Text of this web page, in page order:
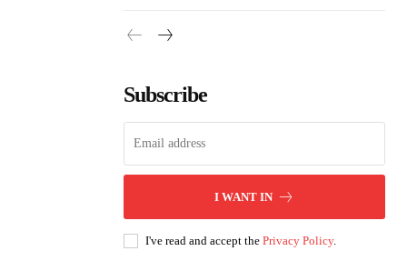
Subscribe
I WANT IN
I've read and accept the Privacy Policy.